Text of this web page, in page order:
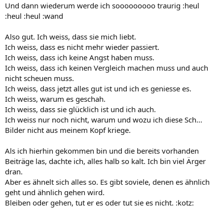
Und dann wiederum werde ich sooooooooo traurig :heul
:heul :heul :wand
Also gut. Ich weiss, dass sie mich liebt.
Ich weiss, dass es nicht mehr wieder passiert.
Ich weiss, dass ich keine Angst haben muss.
Ich weiss, dass ich keinen Vergleich machen muss und auch
nicht scheuen muss.
Ich weiss, dass jetzt alles gut ist und ich es geniesse es.
Ich weiss, warum es geschah.
Ich weiss, dass sie glücklich ist und ich auch.
Ich weiss nur noch nicht, warum und wozu ich diese Sch...
Bilder nicht aus meinem Kopf kriege.
Als ich hierhin gekommen bin und die bereits vorhanden
Beiträge las, dachte ich, alles halb so kalt. Ich bin viel Ärger
dran.
Aber es ähnelt sich alles so. Es gibt soviele, denen es ähnlich
geht und ähnlich gehen wird.
Bleiben oder gehen, tut er es oder tut sie es nicht. :kotz: